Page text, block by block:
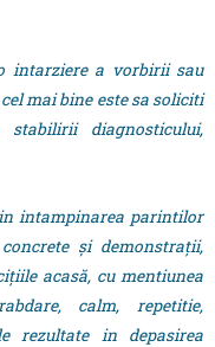
intarziere a vorbirii sau
mai bine este sa soliciti
diagnosticului,
intampinarea parintilor
şi demonstraţii,
acasă, cu mentiunea
calm, repetitie,
rezultate in depasirea